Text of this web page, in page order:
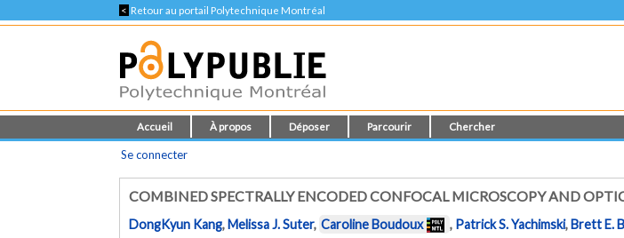
< Retour au portail Polytechnique Montréal
Accueil À propos Déposer Parcourir Chercher
Se connecter
COMBINED SPECTRALLY ENCODED CONFOCAL MICROSCOPY AND
DongKyun Kang,Melissa J. Suter, Caroline Boudoux , Patrick S. Yachimski,Brett E.